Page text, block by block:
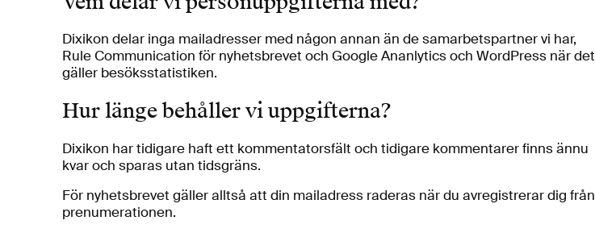
Dixikon delar inga mailadresser med någon annan än de samarbetspartner vi har,
Rule Communication för nyhetsbrevet och Google Ananlytics och WordPress när det
gäller besöksstatistiken.
Hur länge behåller vi uppgifterna?
Dixikon har tidigare haft ett kommentatorsfält och tidigare kommentarer finns ännu
kvar och sparas utan tidsgräns.
För nyhetsbrevet gäller alltså att din mailadress raderas när du avregistrerar dig från
prenumerationen.